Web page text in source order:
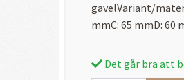
gavelVariant/
mmC: 65 mmD: 60
Det går bra att